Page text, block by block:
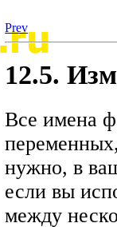
Prev
12.5.
Все имена
нужно, в
если вы
между